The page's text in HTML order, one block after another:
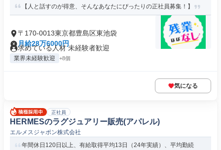
【人と話すのが得意、そんなあなたにぴったりの正社員募集！】
〒170-0013東京都豊島区東池袋
月給28万6000円
求めている人材 未経験者歓迎
業界未経験歓迎 +8個
気になる
正社員
HERMESのラグジュアリー販売(アパレル)
エルメスジャポン株式会社
年間休日120日以上、有給取得平均13日（24年実績）、平均勤続